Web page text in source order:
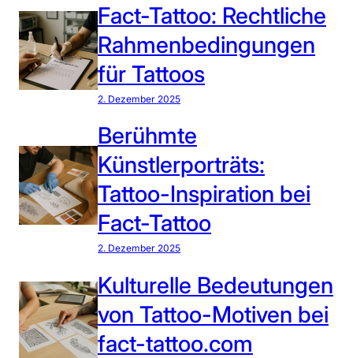
Fact-Tattoo: Rechtliche
Rahmenbedingungen
für Tattoos
2. Dezember 2025
Berühmte
Künstlerporträts:
Tattoo-Inspiration bei
Fact-Tattoo
2. Dezember 2025
Kulturelle Bedeutungen
von Tattoo-Motiven bei
fact-tattoo.com